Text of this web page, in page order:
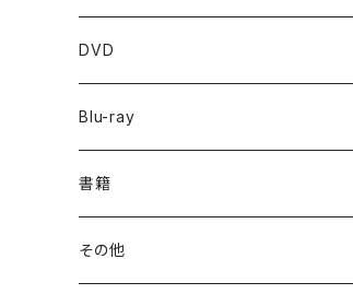
DVD
Blu-ray
書籍
その他